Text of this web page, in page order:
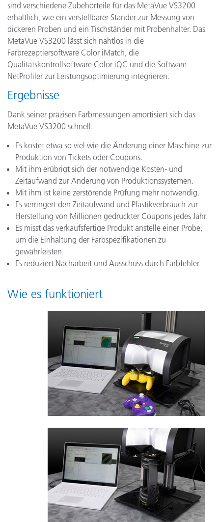
sind verschiedene Zubehörteile für das MetaVue VS3200
erhältlich, wie ein verstellbarer Ständer zur Messung von
dickeren Proben und ein Tischständer mit Probenhalter. Das
MetaVue VS3200 lässt sich nahtlos in die
Farbrezeptiersoftware Color iMatch, die
Qualitätskontrollsoftware Color iQC und die Software
NetProfiler zur Leistungsoptimierung integrieren.
Ergebnisse
Dank seiner präzisen Farbmessungen amortisiert sich das
MetaVue VS3200 schnell:
Es kostet etwa so viel wie die Änderung einer Maschine zur
Produktion von Tickets oder Coupons.
Mit ihm erübrigt sich der notwendige Kosten- und
Zeitaufwand zur Änderung von Produktionssystemen.
Mit ihm ist keine zerstörende Prüfung mehr notwendig.
Es verringert den Zeitaufwand und Plastikverbrauch zur
Herstellung von Millionen gedruckter Coupons jedes Jahr.
Es misst das verkaufsfertige Produkt anstelle einer Probe,
um die Einhaltung der Farbspezifikationen zu
gewährleisten.
Es reduziert Nacharbeit und Ausschuss durch Farbfehler.
Wie es funktioniert